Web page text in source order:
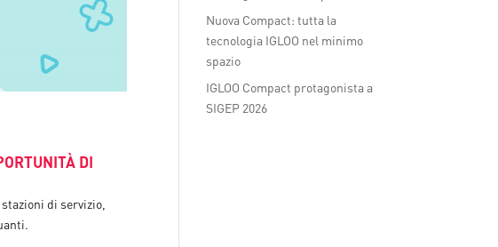
DI
di servizio,
Nuova Compact: tutta la
tecnologia IGLOO nel minimo
spazio
IGLOO Compact protagonista a
SIGEP 2026